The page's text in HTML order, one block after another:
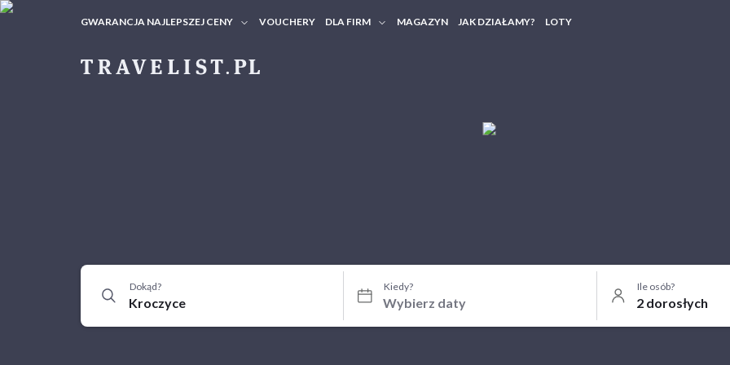
GWARANCJA NAJLEPSZEJ CENY VOUCHERY DLA FIRM MAGAZYN JAK DZIAŁAMY? LOTY
Dokąd? Kiedy? Ile osób?